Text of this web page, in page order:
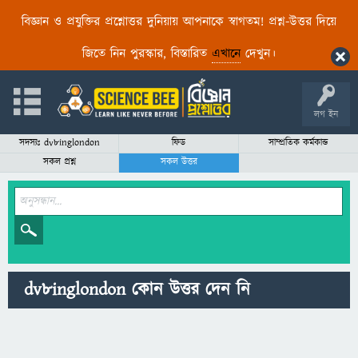
বিজ্ঞান ও প্রযুক্তির প্রশ্নোত্তর দুনিয়ায় আপনাকে স্বাগতম! প্রশ্ন-উত্তর দিয়ে
জিতে নিন পুরস্কার, বিস্তারিত এখানেদেখুন।
লগ ইন
সদস্যঃ dv8inglondon ফিড
সাম্প্রতিক কর্মকান্ড
সকল প্রশ্ন
সকল উত্তর
dv8inglondon কোন উত্তর দেন নি